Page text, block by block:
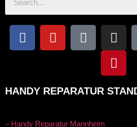
HANDY REPARATUR
– Handy Reparatur Mannheim